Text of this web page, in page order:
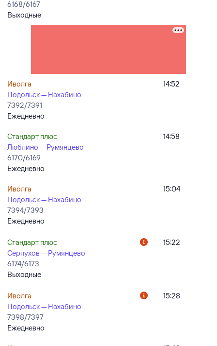
6168/6167
Выходные
Иволга
Подольск — Нахабино
7392/7391
Ежедневно
14:52
Стандарт плюс
Люблино — Румянцево
6170/6169
Ежедневно
14:58
Иволга
Подольск — Нахабино
7394/7393
Ежедневно
15:04
Стандарт плюс
Серпухов — Румянцево
6174/6173
Выходные
15:22
Иволга
Подольск — Нахабино
7398/7397
Ежедневно
15:28